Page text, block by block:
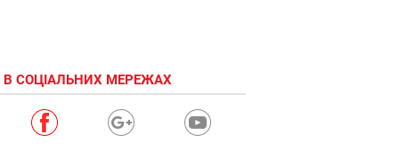
СОЦІАЛЬНИХ МЕРЕЖАХ